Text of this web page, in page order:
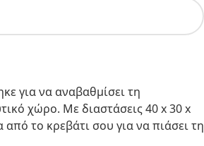
για να αναβαθμίσει τη
χώρο. Με διαστάσεις 40 x 30 x
το κρεβάτι σου για να πιάσει τη